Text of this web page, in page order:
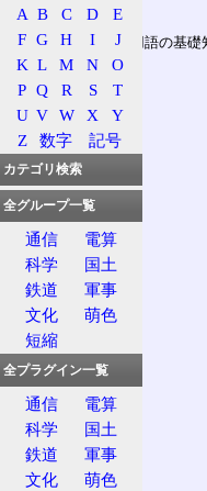
通信用語の基
A B C D
E
F G H I
J
K L M N
O
P Q R S
T
U V W X
Y
Z
数字 記号
カテゴリ検索
全グループ一覧
通信
電算
科学
国土
鉄道
軍事
文化
萌色
短縮
全プラグイン一覧
通信
電算
科学
国土
鉄道
軍事
文化
萌色